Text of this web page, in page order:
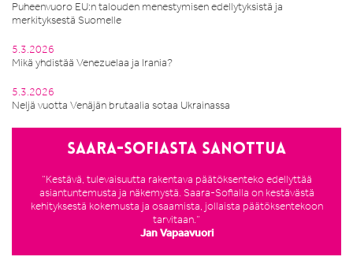
Puheenvuoro EU:n talouden menestymisen edellytyksistä ja
merkityksestä Suomelle
5.3.2026
Mikä yhdistää Venezuelaa ja Irania?
5.3.2026
Neljä vuotta Venäjän brutaalia sotaa Ukrainassa
Saara-Sofiasta sanottua
”Kestävä, tulevaisuutta rakentava päätöksenteko edellyttää
asiantuntemusta ja näkemystä. Saara-Sofialla on kestävästä
kehityksestä kokemusta ja osaamista, jollaista päätöksentekoon
tarvitaan.”
Jan Vapaavuori